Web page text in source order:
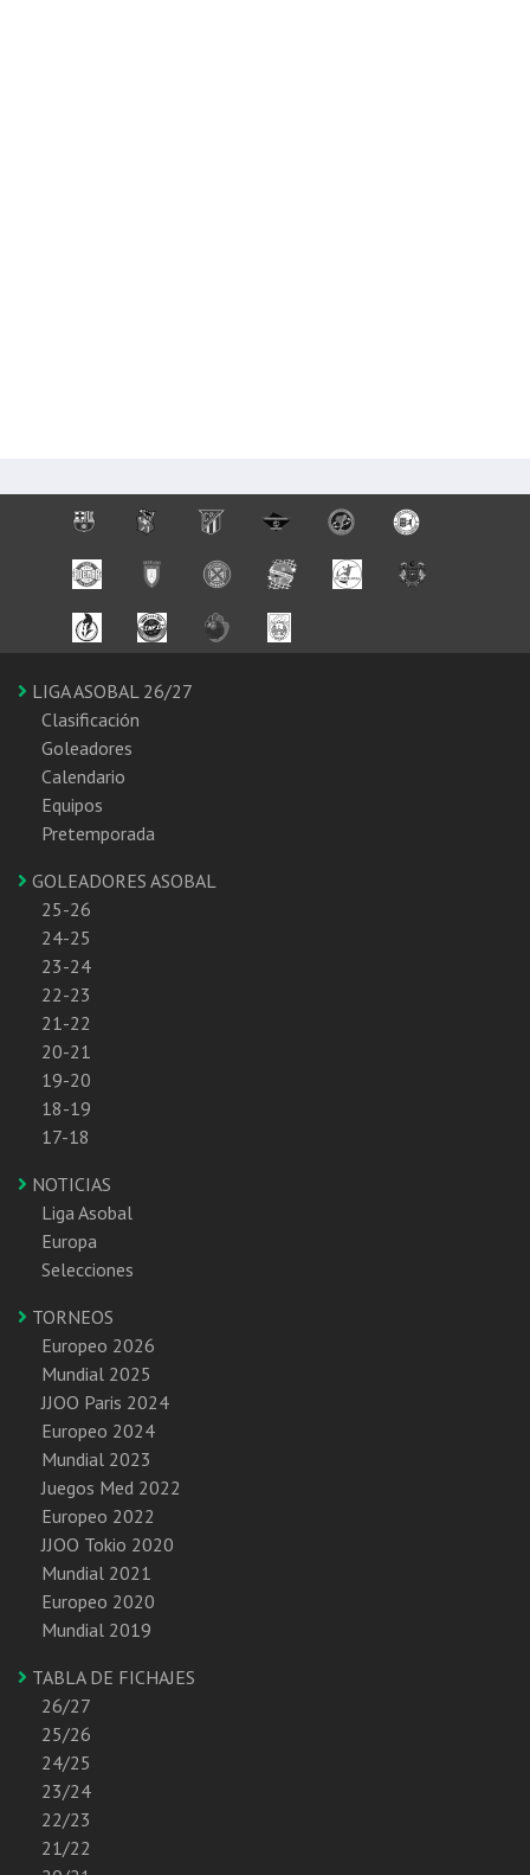
LIGA ASOBAL 26/27
Clasificación
Goleadores
Calendario
Equipos
Pretemporada
GOLEADORES ASOBAL
25-26
24-25
23-24
22-23
21-22
20-21
19-20
18-19
17-18
NOTICIAS
Liga Asobal
Europa
Selecciones
TORNEOS
Europeo 2026
Mundial 2025
JJOO Paris 2024
Europeo 2024
Mundial 2023
Juegos Med 2022
Europeo 2022
JJOO Tokio 2020
Mundial 2021
Europeo 2020
Mundial 2019
TABLA DE FICHAJES
26/27
25/26
24/25
23/24
22/23
21/22